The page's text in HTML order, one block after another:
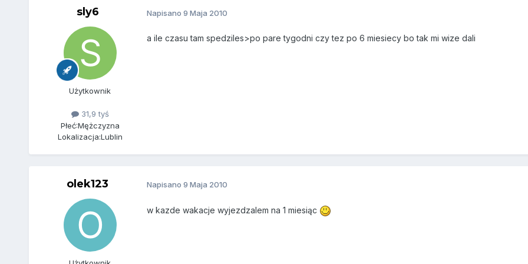
sly6
Użytkownik
31,9 tyś
Płeć:Mężczyzna
Lokalizacja:Lublin
Napisano 9 Maja 2010
a ile czasu tam spedziles>po pare tygodni czy tez po 6 miesiecy bo tak mi wize dali
olek123 Napisano 9 Maja 2010
w kazde wakacje wyjezdzalem na 1 miesiąc